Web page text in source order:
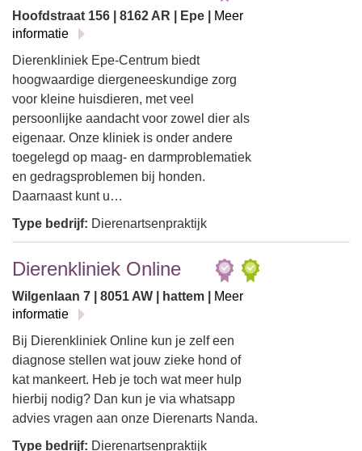
Hoofdstraat 156 | 8162 AR | Epe |
Meer
informatie
Dierenkliniek Epe-Centrum biedt
hoogwaardige diergeneeskundige zorg
voor kleine huisdieren, met veel
persoonlijke aandacht voor zowel dier als
eigenaar. Onze kliniek is onder andere
toegelegd op maag- en darmproblematiek
en gedragsproblemen bij honden.
Daarnaast kunt u…
Type bedrijf: Dierenartsenpraktijk
Dierenkliniek Online
Wilgenlaan 7 | 8051 AW | hattem |
Meer
informatie
Bij Dierenkliniek Online kun je zelf een
diagnose stellen wat jouw zieke hond of
kat mankeert. Heb je toch wat meer hulp
hierbij nodig? Dan kun je via whatsapp
advies vragen aan onze Dierenarts Nanda.
Type bedrijf: Dierenartsenpraktijk